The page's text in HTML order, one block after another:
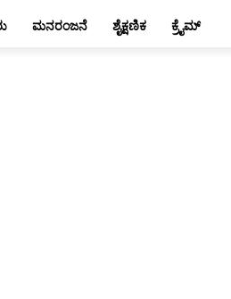
ಮನರಂಜನೆ ಶೈಕ್ಷಣಿಕ ಕ್ರೈಮ್